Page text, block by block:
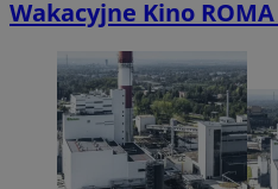
Wakacyjne Kino